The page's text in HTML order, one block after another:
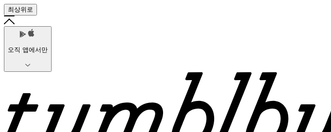
최상위로
오직 앱에서만